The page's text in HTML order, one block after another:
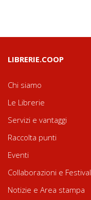
LIBRERIE.COOP
Chi siamo
Le Librerie
Servizi e vantaggi
Raccolta punti
Eventi
Collaborazioni e Festival
Notizie e Area stampa